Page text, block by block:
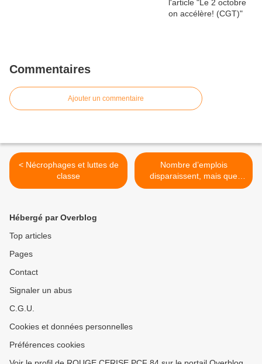
Commentaires
Ajouter un commentaire
< Nécrophages et luttes de
classe
Nombre d’emplois
disparaissent, mais que
devient le travail? >
Hébergé par Overblog
Top articles
Pages
Contact
Signaler un abus
C.G.U.
Cookies et données personnelles
Préférences cookies